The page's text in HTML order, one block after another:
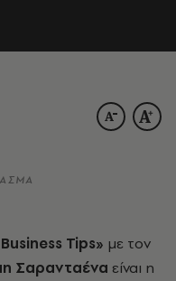
Tips» με τον
Σαρανταένα είναι η